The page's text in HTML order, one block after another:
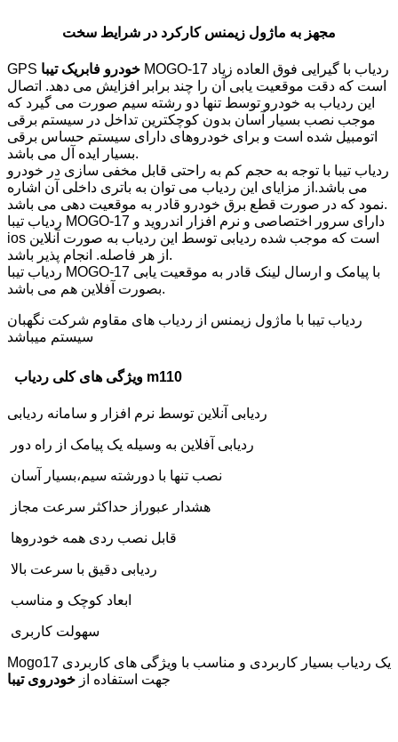
مجهز به ماژول زیمنس کارکرد در شرایط سخت
GPS خودرو فابریک تیبا MOGO-17 ردیاب با گیرایی فوق العاده زیاد
است که دقت موقعیت یابی آن را چند برابر افزایش می دهد. اتصال
این ردیاب به خودرو توسط تنها دو رشته سیم صورت می گیرد که
موجب نصب بسیار آسان بدون کوچکترین تداخل در سیستم برقی
اتومبیل شده است و برای خودروهای دارای سیستم حساس برقی
بسیار ایده آل می باشد.
ردیاب تیبا با توجه به حجم کم به راحتی قابل مخفی سازی در خودرو
می باشد.از مزایای این ردیاب می توان به باتری داخلی آن اشاره
نمود که در صورت قطع برق خودرو قادر به موقعیت دهی می باشد.
ردیاب تیبا MOGO-17 دارای سرور اختصاصی و نرم افزار اندروید و
ios است که موجب شده ردیابی توسط این ردیاب به صورت آنلاین
از هر فاصله. انجام پذیر باشد.
ردیاب تیبا MOGO-17 با پیامک و ارسال لینک قادر به موقعیت یابی
بصورت آفلاین هم می باشد.
ردیاب تیبا با ماژول زیمنس از ردیاب های مقاوم شرکت نگهبان
سیستم میباشد
ویژگی های کلی ردیاب m110
ردیابی آفلاین به وسیله یک پیامک از راه دور
هشدار عبوراز حداکثر سرعت مجاز
قابل نصب ردی همه خودروها
ابعاد کوچک و مناسب
سهولت کاربری
Mogo17 یک ردیاب بسیار کاربردی و مناسب با ویژگی های کاربردی
جهت استفاده از